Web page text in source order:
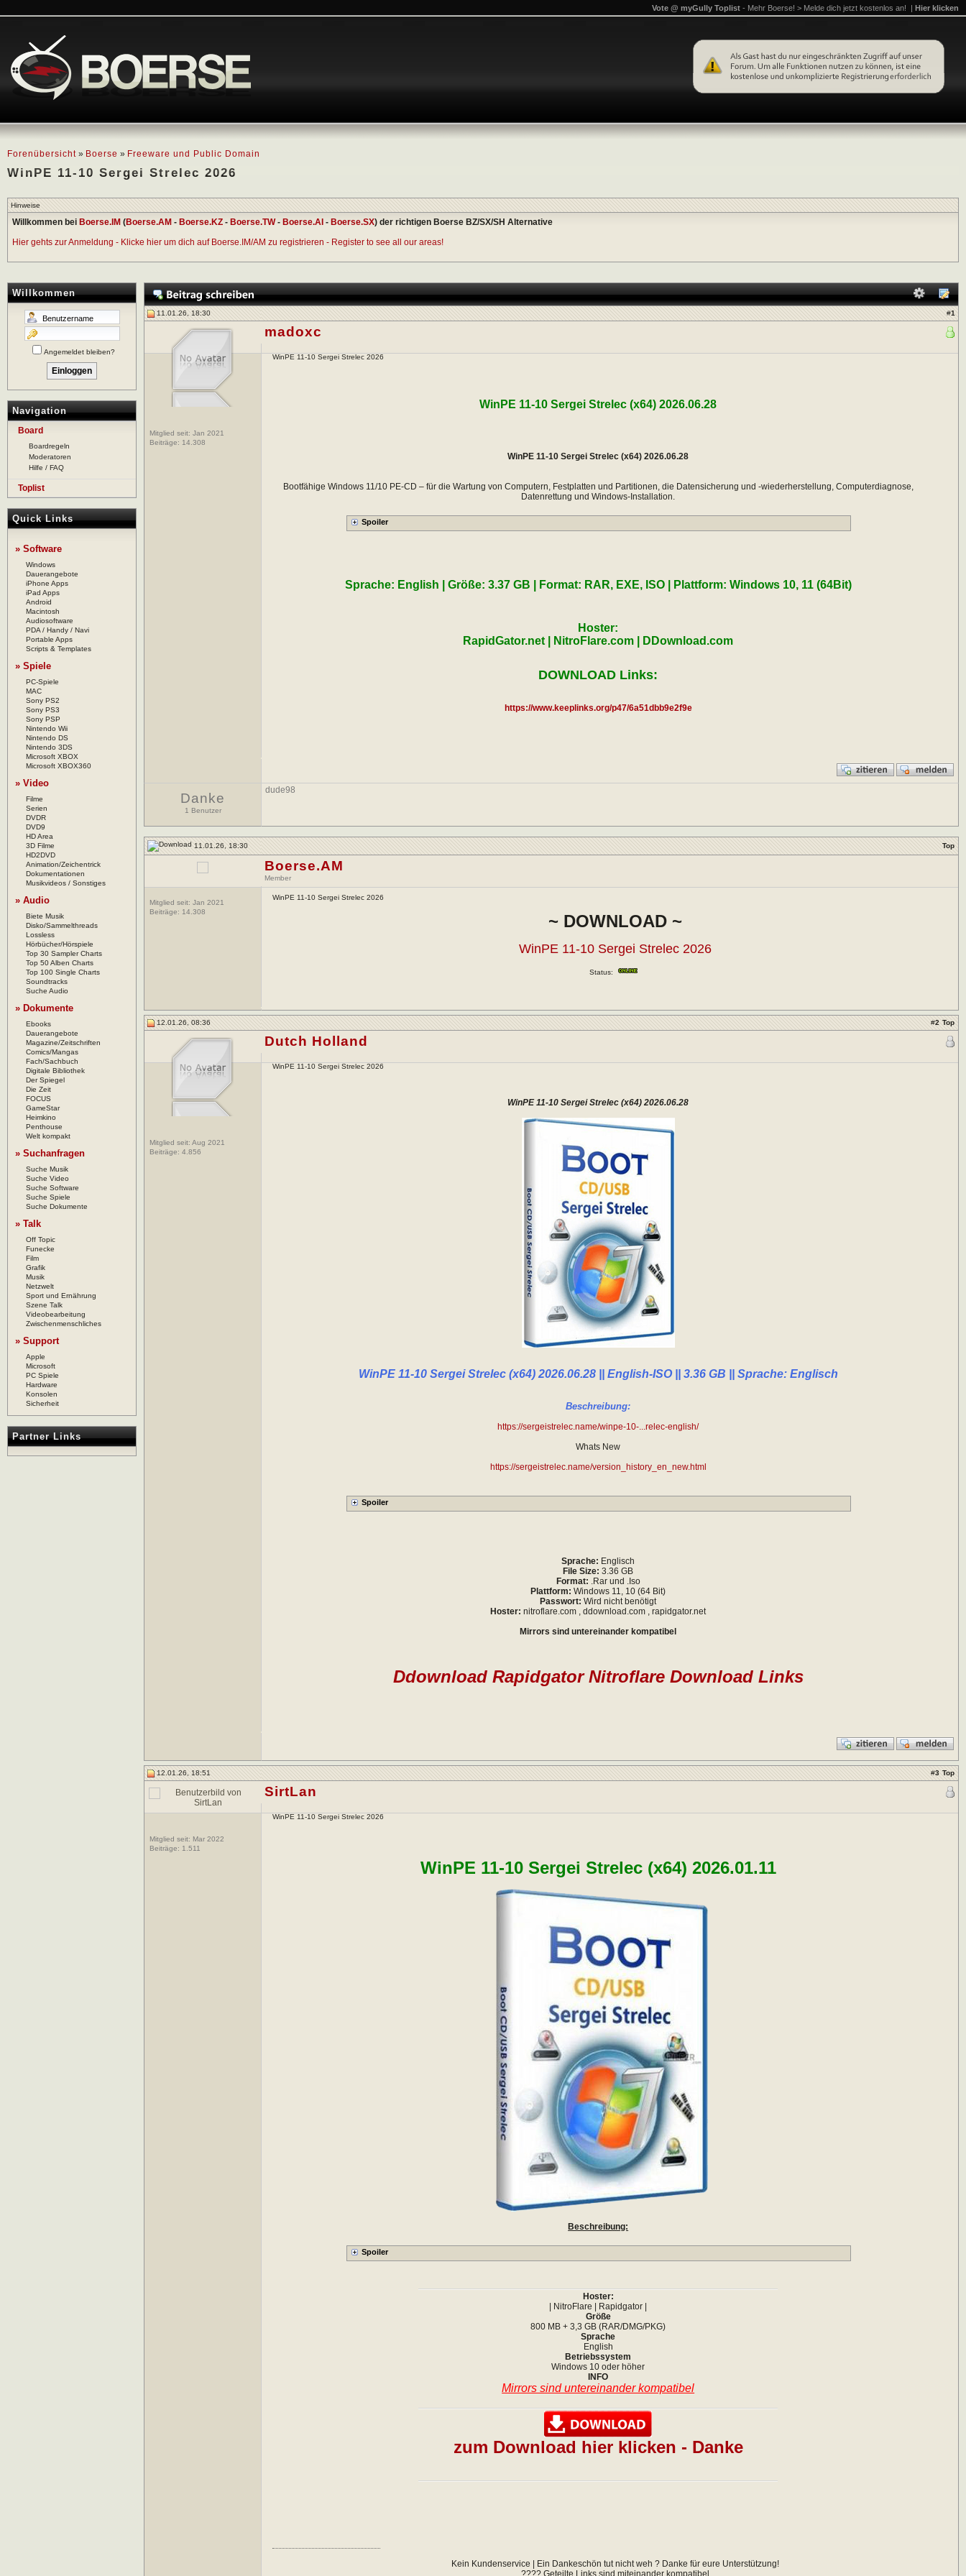
Forenübersicht » Boerse » Freeware und Public Domain
WinPE 11-10 Sergei Strelec 2026
Vote @ myGully Toplist - Mehr Boerse! > Melde dich jetzt kostenlos an! | Hier klicken
Hinweise
Willkommen bei Boerse.IM (Boerse.AM - Boerse.KZ - Boerse.TW- Boerse.AI - Boerse.SX) der richtigen Boerse BZ/SX/SH Alternative
Hier gehts zur Anmeldung - Klicke hier um dich auf Boerse.IM/AM zu registrieren - Register to see all our areas!
Willkommen
Angemeldet bleiben?
Navigation
Board
Boardregeln
Moderatoren
Hilfe / FAQ
Toplist
Quick Links
» Software
Windows
Dauerangebote
iPhone Apps
iPad Apps
Android
Macintosh
Audiosoftware
PDA / Handy / Navi
Portable Apps
Scripts & Templates
» Spiele
PC-Spiele
MAC
Sony PS2
Sony PS3
Sony PSP
Nintendo Wii
Nintendo DS
Nintendo 3DS
Microsoft XBOX
Microsoft XBOX360
» Video
Filme
Serien
DVDR
DVD9
HD Area
3D Filme
HD2DVD
Animation/Zeichentrick
Dokumentationen
Musikvideos / Sonstiges
» Audio
Biete Musik
Disko/Sammelthreads
Lossless
Hörbücher/Hörspiele
Top 30 Sampler Charts
Top 50 Alben Charts
Top 100 Single Charts
Soundtracks
Suche Audio
» Dokumente
Ebooks
Dauerangebote
Magazine/Zeitschriften
Comics/Mangas
Fach/Sachbuch
Digitale Bibliothek
Der Spiegel
Die Zeit
FOCUS
GameStar
Heimkino
Penthouse
Welt kompakt
» Suchanfragen
Suche Musik
Suche Video
Suche Software
Suche Spiele
Suche Dokumente
» Talk
Off Topic
Funecke
Film
Grafik
Musik
Netzwelt
Sport und Ernährung
Szene Talk
Videobearbeitung
Zwischenmenschliches
» Support
Apple
Microsoft
PC Spiele
Hardware
Konsolen
Sicherheit
Partner Links
11.01.26, 18:30 #1
Mitglied seit: Jan 2021
Beiträge: 14.308
madoxc
WinPE 11-10 Sergei Strelec 2026
WinPE 11-10 Sergei Strelec (x64) 2026.06.28
WinPE 11-10 Sergei Strelec (x64) 2026.06.28
Bootfähige Windows 11/10 PE-CD – für die Wartung von Computern, Festplatten und Partitionen, die Datensicherung und -wiederherstellung, Computerdiagnose,
Datenrettung und Windows-Installation.
Sprache: English | Größe: 3.37 GB | Format: RAR, EXE, ISO | Plattform: Windows 10, 11 (64Bit)
Hoster:
RapidGator.net | NitroFlare.com | DDownload.com
DOWNLOAD Links:
https://www.keeplinks.org/p47/6a51dbb9e2f9e
Danke
1 Benutzer
dude98
11.01.26, 18:30 Top
Mitglied seit: Jan 2021
Beiträge: 14.308
Boerse.AM
Member
WinPE 11-10 Sergei Strelec 2026
~ DOWNLOAD ~
WinPE 11-10 Sergei Strelec 2026
Status:
12.01.26, 08:36 #2 Top
Mitglied seit: Aug 2021
Beiträge: 4.856
Dutch Holland
WinPE 11-10 Sergei Strelec 2026
WinPE 11-10 Sergei Strelec (x64) 2026.06.28
WinPE 11-10 Sergei Strelec (x64) 2026.06.28 || English-ISO || 3.36 GB || Sprache: Englisch
Beschreibung:
https://sergeistrelec.name/winpe-10-...relec-english/
Whats New
https://sergeistrelec.name/version_history_en_new.html
Sprache: Englisch
File Size: 3.36 GB
Format: .Rar und .Iso
Plattform: Windows 11, 10 (64 Bit)
Passwort: Wird nicht benötigt
Hoster: nitroflare.com , ddownload.com , rapidgator.net
Mirrors sind untereinander kompatibel
Ddownload Rapidgator Nitroflare Download Links
12.01.26, 18:51 #3 Top
Mitglied seit: Mar 2022
Beiträge: 1.511
SirtLan
WinPE 11-10 Sergei Strelec 2026
WinPE 11-10 Sergei Strelec (x64) 2026.01.11
Beschreibung:
Hoster:
| NitroFlare | Rapidgator |
Größe
800 MB + 3,3 GB (RAR/DMG/PKG)
Sprache
English
Betriebssystem
Windows 10 oder höher
INFO
Mirrors sind untereinander kompatibel
zum Download hier klicken - Danke
Kein Kundenservice | Ein Dankeschön tut nicht weh ? Danke für eure Unterstützung!